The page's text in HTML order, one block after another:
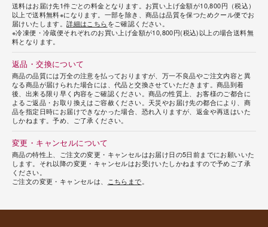
送料はお届け先1件ごとの料金となります。お買い上げ金額が10,800円（税込）
以上で送料無料※になります。一部を除き、商品は品質を保つためクール便でお
届けいたします。詳細はこちらをご確認ください。
※冷凍便・冷蔵便それぞれのお買い上げ金額が10,800円(税込)以上の場合送料無
料となります。
返品・交換について
商品の品質には万全の注意を払っておりますが、万一不良品やご注文内容と異
なる商品が届けられた場合には、代品と交換させていただきます。商品到着
後、出来る限り早く内容をご確認ください。商品の性質上、お客様のご都合に
よるご返品・お取り換えはご容赦ください。天災やお届け先の都合により、商
品を指定日時にお届けできなかった場合、恐れ入りますが、返金や再送はいた
しかねます。予め、ご了承ください。
変更・キャンセルについて
商品の特性上、ご注文の変更・キャンセルはお届け日の5日前までにお願いいた
します。それ以降の変更・キャンセルはお受けいたしかねますので予めご了承
ください。
ご注文の変更・キャンセルは、
こちらまで